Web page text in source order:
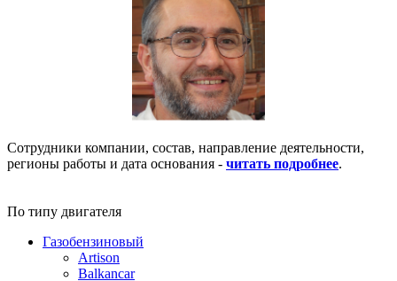
Сотрудники компании, состав, направление деятельности,
регионы работы и дата основания - читать подробнее.
По типу двигателя
Газобензиновый
Artison
Balkancar